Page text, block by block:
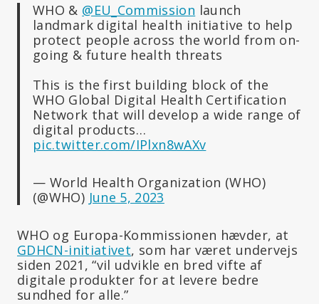
WHO & @EU_Commission launch
landmark digital health initiative to help
protect people across the world from on-
going & future health threats
This is the first building block of the
WHO Global Digital Health Certification
Network that will develop a wide range of
digital products…
pic.twitter.com/IPlxn8wAXv
— World Health Organization (WHO)
(@WHO) June 5, 2023
WHO og Europa-Kommissionen hævder, at
GDHCN-initiativet, som har været undervejs
siden 2021, “vil udvikle en bred vifte af
digitale produkter for at levere bedre
sundhed for alle.”